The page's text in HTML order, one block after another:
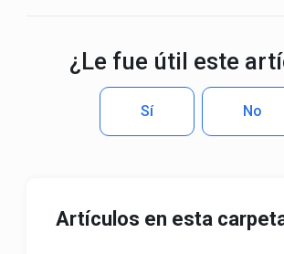
¿Le fue útil este
No
Sí
Artículos en esta